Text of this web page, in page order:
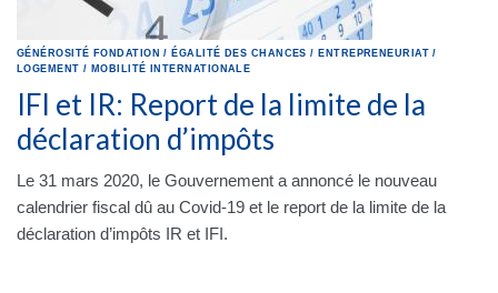
GÉNÉROSITÉ FONDATION / ÉGALITÉ DES CHANCES / ENTREPRENEURIAT /
LOGEMENT / MOBILITÉ INTERNATIONALE
IFI et IR: Report de la limite de la
déclaration d’impôts
Le 31 mars 2020, le Gouvernement a annoncé le nouveau
calendrier fiscal dû au Covid-19 et le report de la limite de la
déclaration d’impôts IR et IFI.